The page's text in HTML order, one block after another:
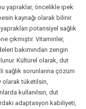
yapraklar, öncelikle ipek
kaynağı olarak bilinir.
potansiyel sağlık
çıkmıştır. Vitaminler,
bakımından zengin
Kültürel olarak, dut
sağlık sorunlarına çözüm
olarak tüketilsin,
kullanılsın, dut
adaptasyon kabiliyeti,